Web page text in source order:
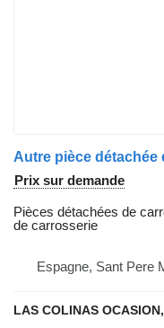
Prix sur demande
Pièces détachées de
de carrosserie
Espagne, Sant Pere
LAS COLINAS